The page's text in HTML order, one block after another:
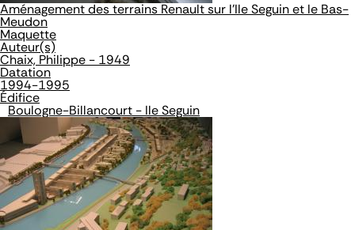
Aménagement des terrains Renault sur l'Ile Seguin et le Bas-
Meudon
Maquette
Auteur(s)
Chaix, Philippe - 1949
Datation
1994-1995
Édifice
Boulogne-Billancourt - Ile Seguin